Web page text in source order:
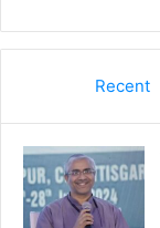
Recent